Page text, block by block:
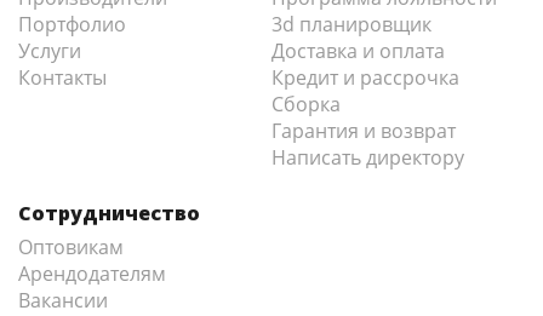
Портфолио
Услуги
Контакты
3d планировщик
Доставка и оплата
Кредит и рассрочка
Сборка
Гарантия и возврат
Написать директору
Сотрудничество
Оптовикам
Арендодателям
Вакансии